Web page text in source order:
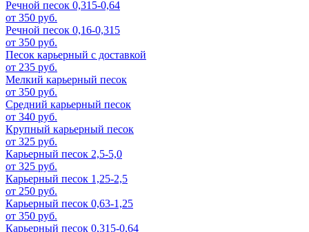
Речной песок 0,315-0,64
от 350 руб.
Речной песок 0,16-0,315
от 350 руб.
Песок карьерный с доставкой
от 235 руб.
Мелкий карьерный песок
от 350 руб.
Средний карьерный песок
от 340 руб.
Крупный карьерный песок
от 325 руб.
Карьерный песок 2,5-5,0
от 325 руб.
Карьерный песок 1,25-2,5
от 250 руб.
Карьерный песок 0,63-1,25
от 350 руб.
Карьерный песок 0,315-0,64